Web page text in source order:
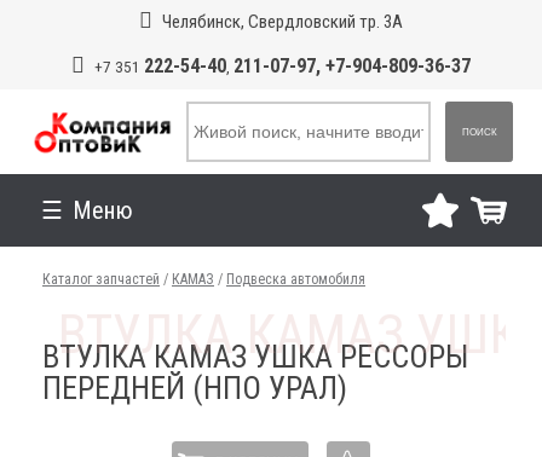
Челябинск, Свердловский тр. 3А
+7 351 222-54-40, 211-07-97, +7-904-809-36-37
ПОИСК
Меню
Каталог запчастей / КАМАЗ / Подвеска автомобиля
ВТУЛКА КАМАЗ УШКА РЕССОРЫ
ПЕРЕДНЕЙ (НПО УРАЛ)